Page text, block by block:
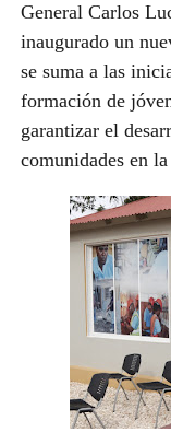
General Carlos
inaugurado un
se suma a las
formación de
garantizar el
comunidades en